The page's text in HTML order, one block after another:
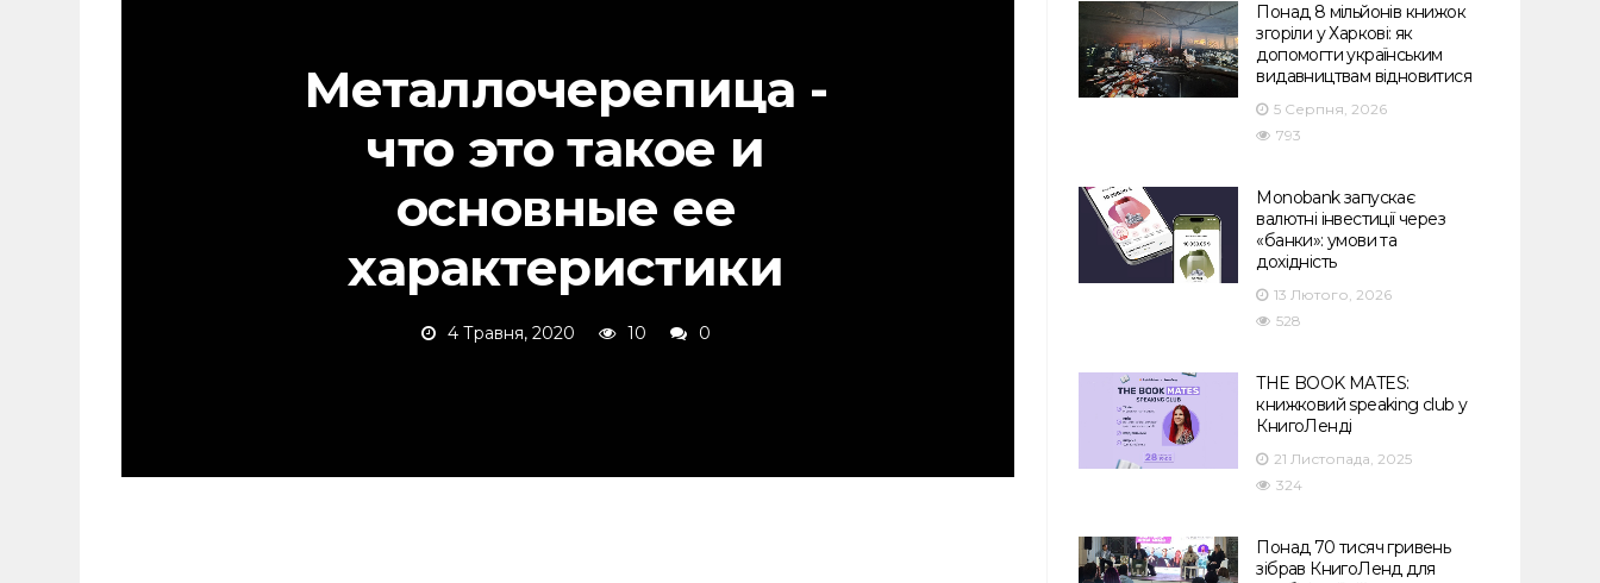
Металлочерепица -
что это такое и
основные ее
характеристики
4 Травня, 2020 10 0
Понад 8 мільйонів книжок
згоріли у Харкові: як
допомогти українським
видавництвам відновитися
5 Серпня, 2026
793
Monobank запускає
валютні інвестиції через
«банки»: умови та
дохідність
13 Лютого, 2026
528
THE BOOK MATES:
книжковий speaking club у
КнигоЛенді
21 Листопада, 2025
324
Понад 70 тисяч гривень
зібрав КнигоЛенд для